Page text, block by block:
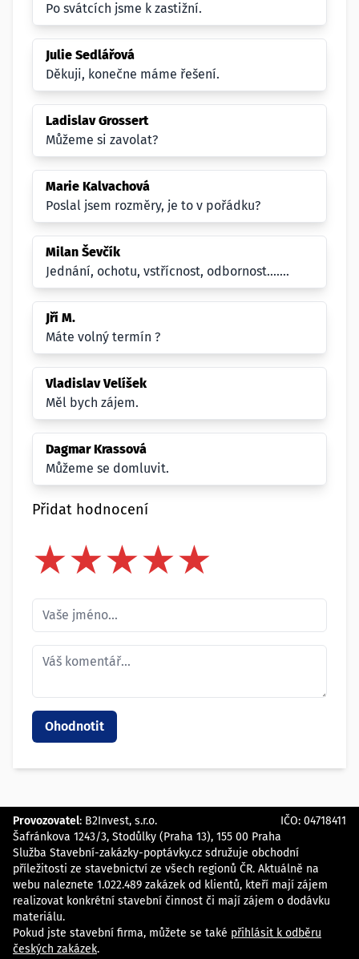
Po svátcích jsme k zastižní.
Julie Sedlářová
Děkuji, konečne máme řešení.
Ladislav Grossert
Můžeme si zavolat?
Marie Kalvachová
Poslal jsem rozměry, je to v pořádku?
Milan Ševčík
Jednání, ochotu, vstřícnost, odbornost.......
Jří M.
Máte volný termín ?
Vladislav Velíšek
Měl bych zájem.
Dagmar Krassová
Můžeme se domluvit.
Přidat hodnocení
★
★★
★★★
★★★★
★★★★★
Provozovatel: B2Invest, s.r.o.
IČO: 04718411
Šafránkova 1243/3, Stodůlky (Praha 13), 155 00 Praha
Služba Stavební-zakázky-poptávky.cz sdružuje obchodní
příležitosti ze stavebnictví ze všech regionů ČR. Aktuálně na
webu naleznete 1.022.489 zakázek od klientů, kteří mají zájem
realizovat konkrétní stavební činnost či mají zájem o dodávku
materiálu.
Pokud jste stavební firma, můžete se také přihlásit k odběru
českých zakázek.